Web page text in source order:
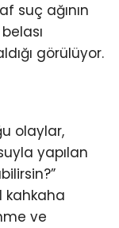
suç ağının
görülüyor.
olaylar,
yapılan
kahkaha
ve